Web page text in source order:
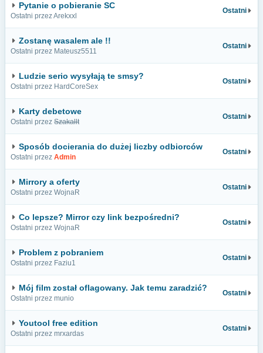
Pytanie o pobieranie SC
Ostatni przez Arekxxl
Ostatni
Zostanę wasalem ale !!
Ostatni przez Mateusz5511
Ostatni
Ludzie serio wysyłają te smsy?
Ostatni przez HardCoreSex
Ostatni
Karty debetowe
Ostatni przez Szakallt
Ostatni
Sposób docierania do dużej liczby odbiorców
Ostatni przez Admin
Ostatni
Mirrory a oferty
Ostatni przez WojnaR
Ostatni
Co lepsze? Mirror czy link bezpośredni?
Ostatni przez WojnaR
Ostatni
Problem z pobraniem
Ostatni przez Faziu1
Ostatni
Mój film został oflagowany. Jak temu zaradzić?
Ostatni przez munio
Ostatni
Youtool free edition
Ostatni przez mrxardas
Ostatni